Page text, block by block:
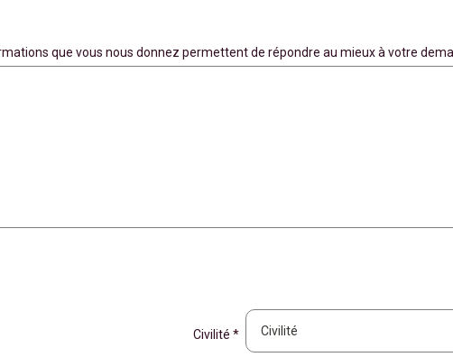
que vous nous donnez permettent de répondre au mieux à votre
Civilité *